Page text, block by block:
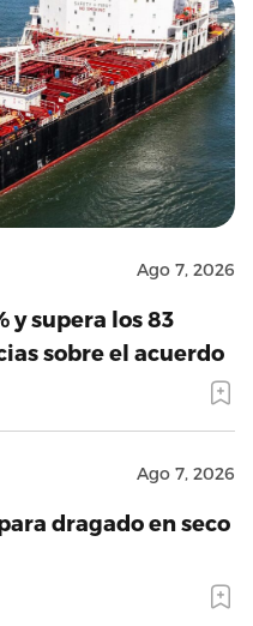
Ago 7, 2026
y supera los 83
sobre el acuerdo
Ago 7, 2026
dragado en seco